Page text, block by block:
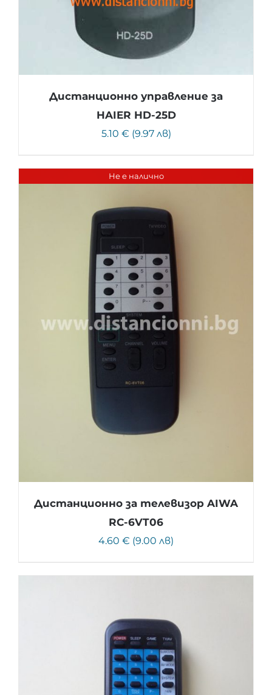
Дистанционно управление за
HAIER HD-25D
5.10 € (9.97 лв)
Не е налично
Дистанционно за телевизор AIWA
RC-6VT06
4.60 € (9.00 лв)